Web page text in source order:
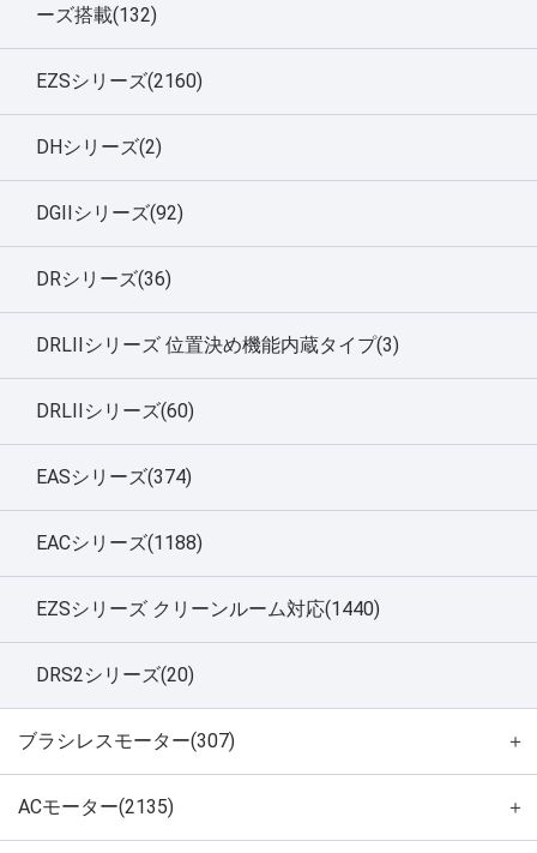
ーズ搭載(132)
EZSシリーズ(2160)
DHシリーズ(2)
DGIIシリーズ(92)
DRシリーズ(36)
DRLIIシリーズ 位置決め機能内蔵タイプ(3)
DRLIIシリーズ(60)
EASシリーズ(374)
EACシリーズ(1188)
EZSシリーズ クリーンルーム対応(1440)
DRS2シリーズ(20)
ブラシレスモーター(307) ＋
ACモーター(2135) ＋